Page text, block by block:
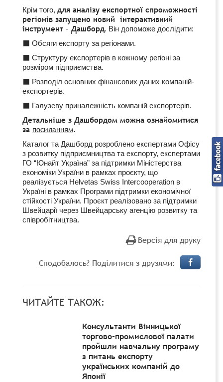
Крім того, для аналізу експортної спроможності
регіонів запущено новий інтерактивний
інструмент – Дашборд. Він допоможе дослідити:
⬛ Обсяги експорту за регіонами.
⬛ Структуру експортерів в кожному регіоні за
розміром підприємства.
⬛ Розподіл основних фінансових даних компаній-
експортерів.
⬛ Галузеву приналежність компаній експортерів.
Детальніше з Дашбордом можна ознайомитися
за посиланням.
Каталог та Дашборд розроблено експертами Офісу
з розвитку підприємництва та експорту, експертами
ГО “Юнайт Україна” за підтримки Міністерства
економіки України в рамках проєкту, що
реалізується Helvetas Swiss Intercooperation в
Україні в рамках Програми підтримки економічної
стійкості України. Проєкт реалізовано за підтримки
Швейцарії через Швейцарську агенцію розвитку та
співробітництва.
Версія для друку
Сподобалось? Поділитися з друзями:
ЧИТАЙТЕ ТАКОЖ:
Консультанти Вінницької
торгово-промислової палати
пройшли навчальну програму
з питань експорту
українських компаній до
Японії